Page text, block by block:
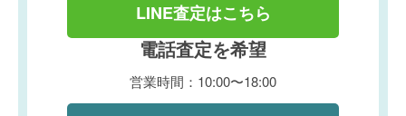
LINE査定はこちら
電話査定を希望
営業時間：10:00〜18:00